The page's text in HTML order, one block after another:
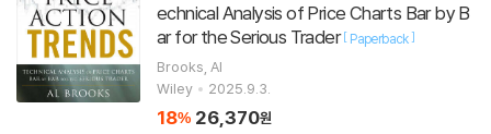
echnical Analysis of Price Charts Bar by B
ar for the Serious Trader[ Paperback]
Brooks, Al
Wiley
2025.9.3.
18% 26,370원